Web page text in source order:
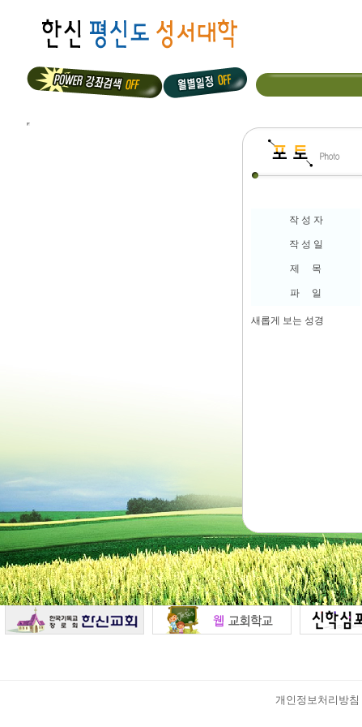
작 성 자
작 성 일
제 목
파 일
새롭게 보는 성경
개인정보처리방침